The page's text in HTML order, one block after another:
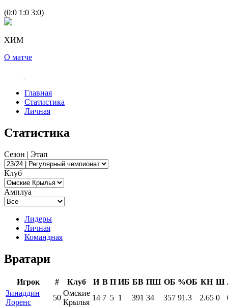
(0:0 1:0 3:0)
ХИМ
О матче
Главная
Статистика
Личная
Статистика
Сезон | Этап
Клуб
Амплуа
Лидеры
Личная
Командная
Вратари
Игрок # Клуб И В П ИБ БВ ПШ ОБ %ОБ КН Ш
Зинаддин
Лоренс
50
Омские
Крылья
14 7 5 1 391 34 357 91.3 2.65 0